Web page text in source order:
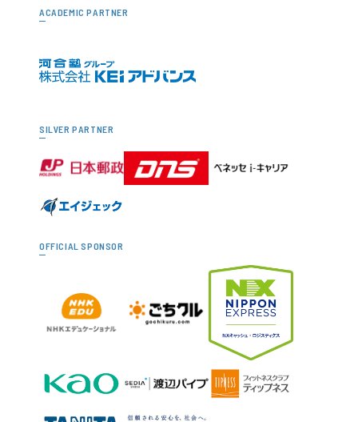
ACADEMIC PARTNER
SILVER PARTNER
OFFICIAL SPONSOR